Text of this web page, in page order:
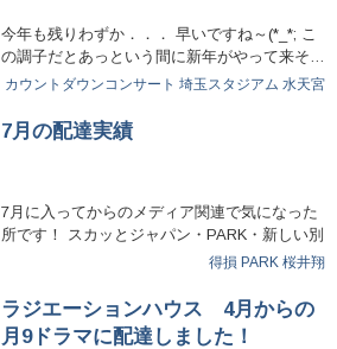
今年も残りわずか．．． 早いですね～(*_*; こ
の調子だとあっという間に新年がやって来そ…
カウントダウンコンサート 埼玉スタジアム 水天宮
7月の配達実績
7月に入ってからのメディア関連で気になった
所です！ スカッとジャパン・PARK・新しい別
得損 PARK 桜井翔
ラジエーションハウス 4月からの
月9ドラマに配達しました！